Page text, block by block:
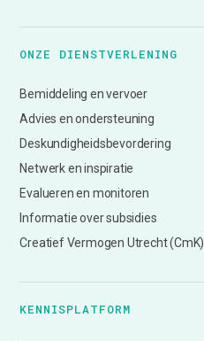
ONZE DIENSTVERLENING
Bemiddeling en vervoer
Advies en ondersteuning
Deskundigheidsbevordering
Netwerk en inspiratie
Evalueren en monitoren
Informatie over subsidies
Creatief Vermogen Utrecht (CmK)
KENNISPLATFORM